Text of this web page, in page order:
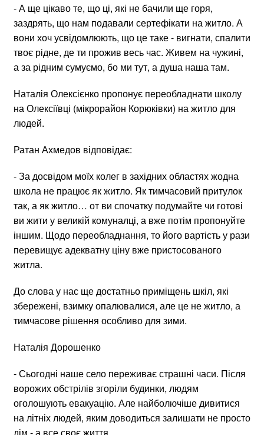
- А ще цікаво те, що ці, які не бачили ще горя,
заздрять, що нам подавали сертефікати на житло. А
вони хоч усвідомлюють, що це таке - вигнати, спалити
твоє рідне, де ти прожив весь час. Живем на чужині,
а за рідним сумуємо, бо ми тут, а душа наша там.
Наталія Олексієнко пропонує переобладнати школу
на Олексіївці (мікрорайон Корюківки) на житло для
людей.
Ратан Ахмедов відповідає:
- За досвідом моїх колег в західних областях жодна
школа не працює як житло. Як тимчасовий притулок
так, а як житло… от ви спочатку подумайте чи готові
ви жити у великій комуналці, а вже потім пропонуйте
іншим. Щодо переобладнання, то його вартість у рази
перевищує адекватну ціну вже пристосованого
житла.
До слова у нас ще достатньо приміщень шкіл, які
збережені, взимку опалювалися, але це не житло, а
тимчасове рішення особливо для зими.
Наталія Дорошенко
- Сьогодні наше село переживає страшні часи. Після
ворожих обстрілів згоріли будинки, людям
оголошують евакуацію. Але найболючіше дивитися
на літніх людей, яким доводиться залишати не просто
дім - а все своє життя.